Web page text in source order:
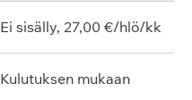
Ei sisälly, 27,00 €/hlö/kk
Kulutuksen mukaan